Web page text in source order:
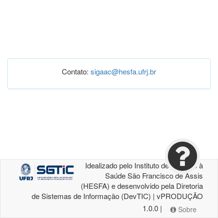
Contato: sigaac@hesfa.ufrj.br
Idealizado pelo Instituto de Atenção à
Saúde São Francisco de Assis
(HESFA) e desenvolvido pela Diretoria
de Sistemas de Informação (DevTIC) | vPRODUÇÃO
1.0.0 |
Sobre